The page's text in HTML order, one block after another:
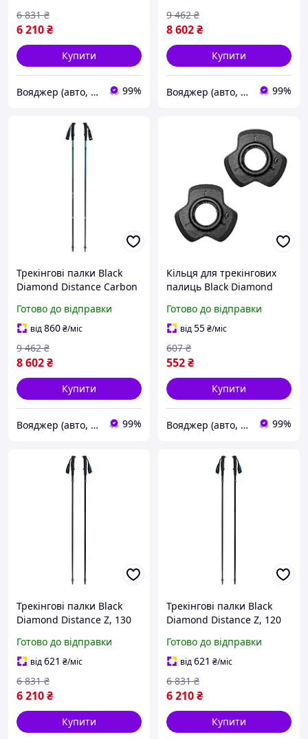
6 210₴
6 831 ₴
Купити
Вояджер (авто, туризм, спорт) 99%
8 602₴
9 462 ₴
Купити
Вояджер (авто, туризм, спорт) 99%
Трекінгові палки Black
Diamond Distance Carbon
VO
Готово до відправки
від860₴/міс
8 602₴
9 462 ₴
Купити
Вояджер (авто, туризм, спорт) 99%
Кільця для трекінгових
палиць Black Diamond
Black 7936-VO
Готово до відправки
від55₴/міс
552₴
607 ₴
Купити
Вояджер (авто, туризм, спорт) 99%
Трекінгові палки Black
Diamond Distance Z, 130
Готово до відправки
від621 ₴/міс
6 210₴
6 831 ₴
Купити
Трекінгові палки Black
Diamond Distance Z, 120
Готово до відправки
від621 ₴/міс
6 210₴
6 831 ₴
Купити